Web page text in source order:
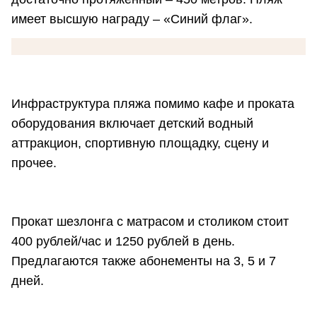
имеет высшую награду – «Синий флаг».
Инфраструктура пляжа помимо кафе и проката
оборудования включает детский водный
аттракцион, спортивную площадку, сцену и
прочее.
Прокат шезлонга с матрасом и столиком стоит
400 рублей/час и 1250 рублей в день.
Предлагаются также абонементы на 3, 5 и 7
дней.